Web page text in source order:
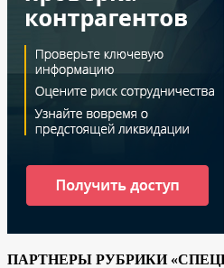
ПАРТНЕРЫ РУБРИКИ